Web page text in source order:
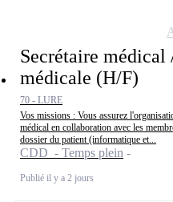
Secrétaire médical
médicale (H/F)
70 - LURE
Vos missions : Vous assurez
médical en collaboration avec les
dossier du patient (informatique et...
CDD - Temps plein
Publié il y a 2 jours